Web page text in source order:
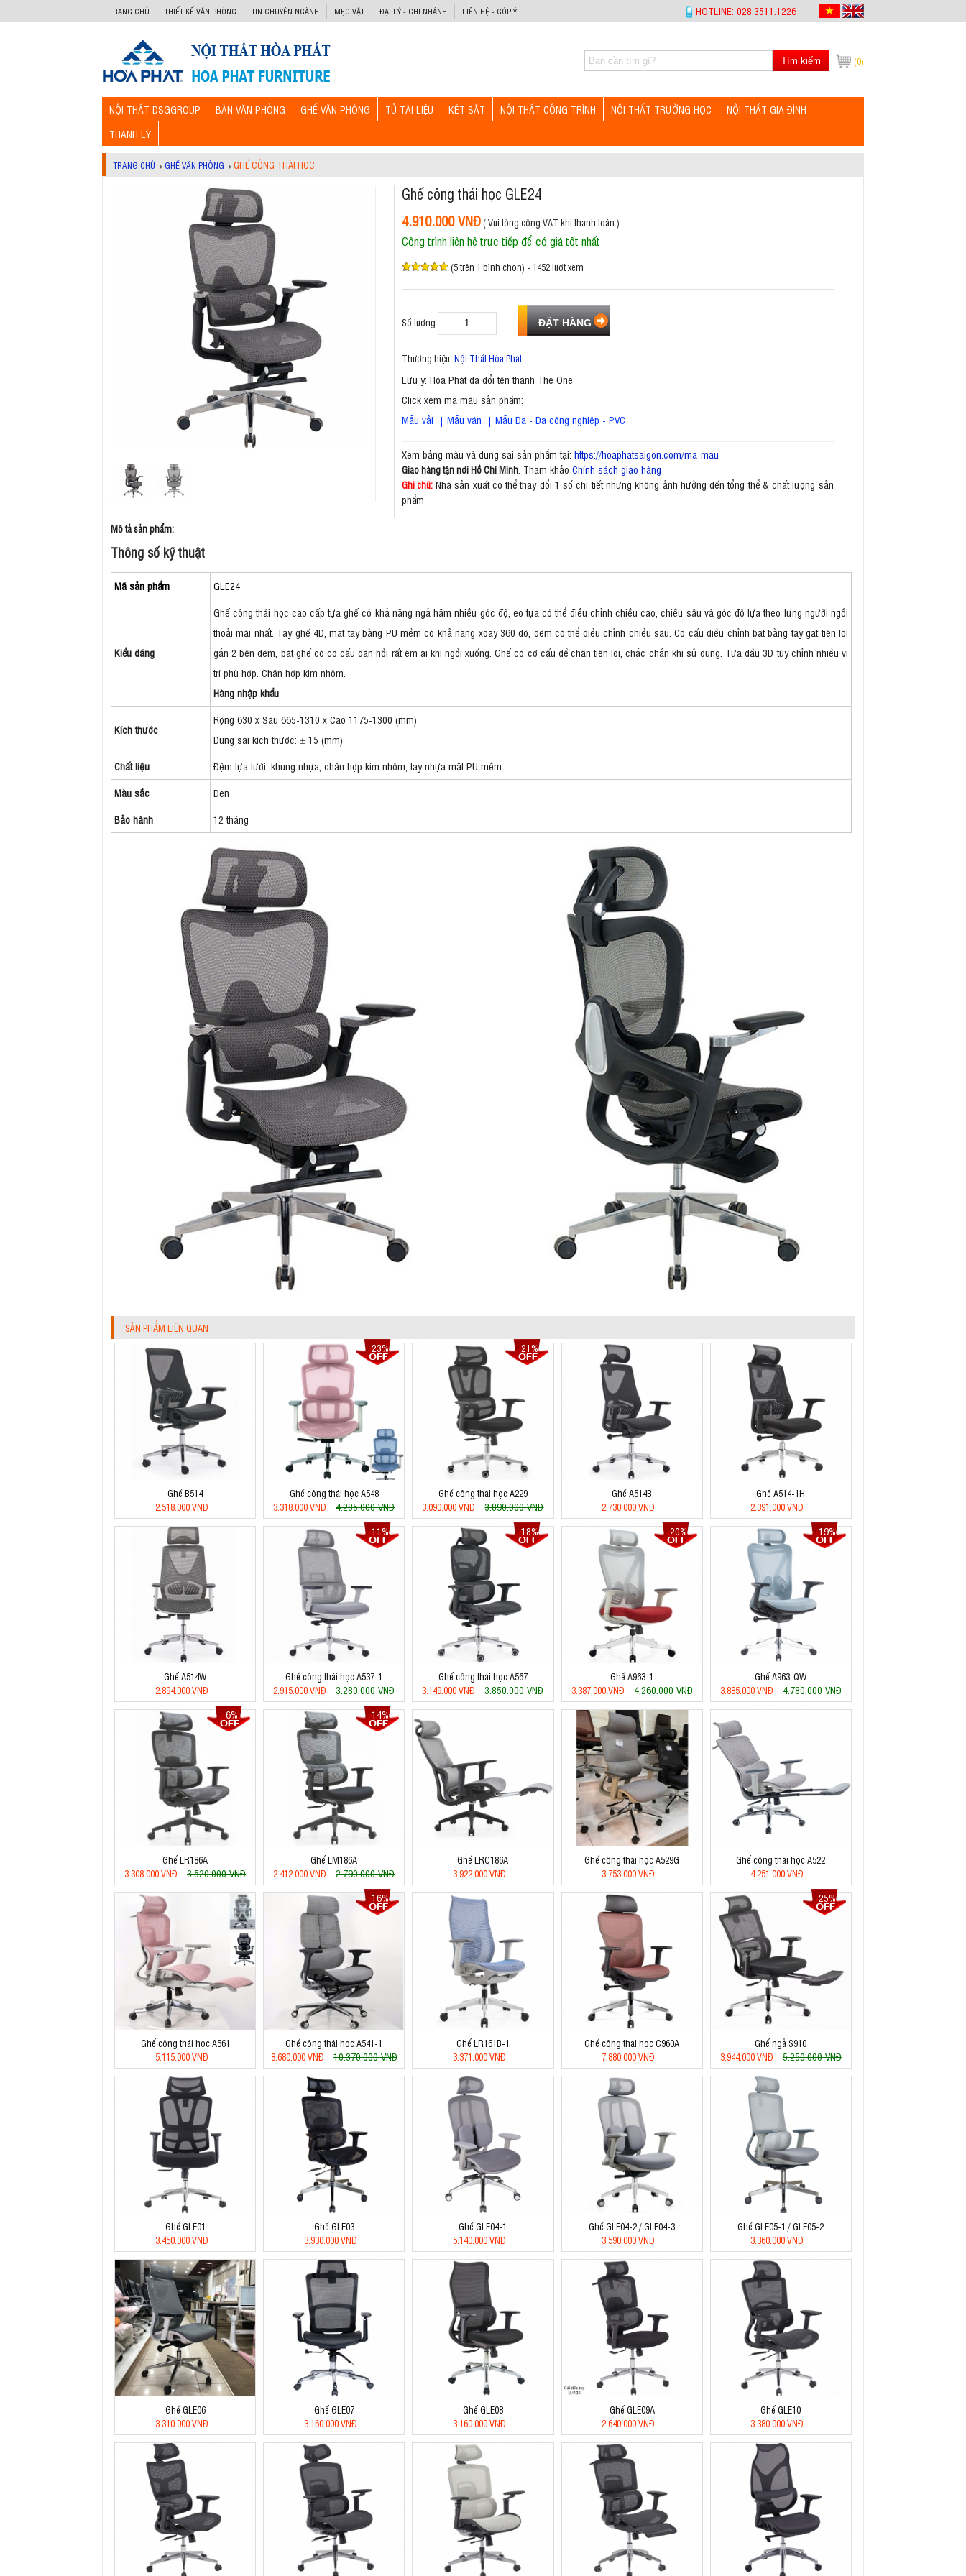
TRANG CHỦ THIẾT KẾ VĂN PHÒNG TIN CHUYÊN NGÀNH MẸO VẶT ĐẠI LÝ - CHI NHÁNH LIÊN HỆ - GÓP Ý HOTLINE: 028.3511.1226
(0)
Tìm kiếm
NỘI THẤT DSGGROUP BÀN VĂN PHÒNG GHẾ VĂN PHÒNG TỦ TÀI LIỆU KÉT SẮT NỘI THẤT CÔNG TRÌNH NỘI THẤT TRƯỜNG HỌC
NỘI THẤT GIA ĐÌNH
THANH LÝ
TRANG CHỦ › GHẾ VĂN PHÒNG ›GHẾ CÔNG THÁI HỌC
Ghế công thái học GLE24
4.910.000 VNĐ( Vui lòng cộng VAT khi thanh toán )
Công trình liên hệ trực tiếp để có giá tốt nhất
(5 trên 1 bình chọn) - 1452 lượt xem
Số lượng
Thương hiệu: Nội Thất Hòa Phát
Lưu ý: Hòa Phát đã đổi tên thành The One
Click xem mã màu sản phẩm:
Mẫu vải | Mẫu ván | Mẫu Da - Da công nghiệp - PVC
Xem bảng màu và dung sai sản phẩm tại: https://hoaphatsaigon.com/ma-mau
Giao hàng tận nơi Hồ Chí Minh. Tham khảo Chính sách giao hàng
Ghi chú:Nhà sản xuất có thể thay đổi 1 số chi tiết nhưng không ảnh hưởng đến tổng thể & chất lượng sản
phẩm
Mô tả sản phẩm:
Thông số kỹ thuật
Mã sản phẩm GLE24
Kiểu dáng
Ghế công thái học cao cấp tựa ghế có khả năng ngả hãm nhiều góc độ, eo tựa có thể điều chỉnh chiều cao, chiều sâu và góc độ lựa theo lưng người ngồi
thoải mái nhất. Tay ghế 4D, mặt tay bằng PU mềm có khả năng xoay 360 độ, đệm có thể điều chỉnh chiều sâu. Cơ cấu điều chỉnh bát bằng tay gạt tiện lợi
gắn 2 bên đệm, bát ghế có cơ cấu đàn hồi rất êm ái khi ngồi xuống. Ghế có cơ cấu để chân tiện lợi, chắc chắn khi sử dụng. Tựa đầu 3D tùy chỉnh nhiều vị
trí phù hợp. Chân hợp kim nhôm.
Hàng nhập khẩu
Kích thước
Rộng 630 x Sâu 665-1310 x Cao 1175-1300 (mm)
Dung sai kích thước: ± 15 (mm)
Chất liệu
Đệm tựa lưới, khung nhựa, chân hợp kim nhôm, tay nhựa mặt PU mềm
Màu sắc
Đen
Bảo hành
12 tháng
SẢN PHẨM LIÊN QUAN
Ghế B514
2.518.000 VNĐ
23%
Ghế công thái học A548
3.318.000 VNĐ
4.285.000 VNĐ
21%
Ghế công thái học A229
3.090.000 VNĐ
3.890.000 VNĐ
Ghế A514B
2.730.000 VNĐ
Ghế A514-1H
2.391.000 VNĐ
Ghế A514W
2.894.000 VNĐ
11%
Ghế công thái học A537-1
2.915.000 VNĐ
3.280.000 VNĐ
18%
Ghế công thái học A567
3.149.000 VNĐ
3.850.000 VNĐ
20%
Ghế A963-1
3.387.000 VNĐ
4.260.000 VNĐ
19%
Ghế A963-QW
3.885.000 VNĐ
4.780.000 VNĐ
6%
Ghế LR186A
3.308.000 VNĐ
3.520.000 VNĐ
14%
Ghế LM186A
2.412.000 VNĐ
2.790.000 VNĐ
Ghế LRC186A
3.922.000 VNĐ
Ghế công thái học A529G
3.753.000 VNĐ
Ghế công thái học A522
4.251.000 VNĐ
Ghế công thái học A561
5.115.000 VNĐ
16%
Ghế công thái học A541-1
8.680.000 VNĐ
10.370.000 VNĐ
Ghế LR161B-1
3.371.000 VNĐ
Ghế công thái học C960A
7.880.000 VNĐ
25%
Ghế ngả S910
3.944.000 VNĐ
5.250.000 VNĐ
Ghế GLE01
3.450.000 VNĐ
Ghế GLE03
3.930.000 VNĐ
Ghế GLE04-1
5.140.000 VNĐ
Ghế GLE04-2 / GLE04-3
3.590.000 VNĐ
Ghế GLE05-1 / GLE05-2
3.360.000 VNĐ
Ghế GLE06
3.310.000 VNĐ
Ghế GLE07
3.160.000 VNĐ
Ghế GLE08
3.160.000 VNĐ
Ghế GLE09A
2.640.000 VNĐ
Ghế GLE10
3.380.000 VNĐ